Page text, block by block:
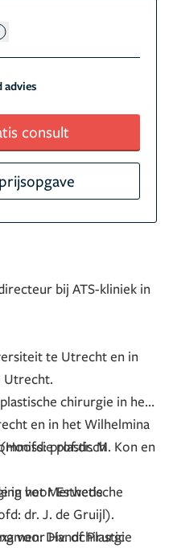
consult
bij ATS-kliniek in
te Utrecht en in
Utrecht.
chirurgie in het
en in het Wilhelmina
prof.dr. M. Kon en
in het Merwede
dr. J. de Gruijl).
Div. of Plastic
plastisch
voor Esthetische
voor Handchirurgie